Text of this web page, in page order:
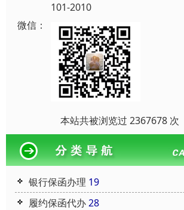
101-2010
微信：
本站共被浏览过 2367678 次
银行保函办理 19
履约保函代办28